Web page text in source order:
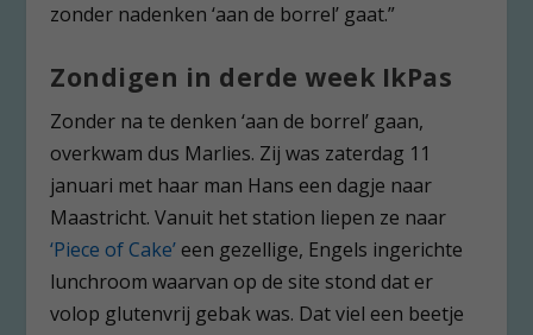
zonder nadenken ‘aan de borrel’ gaat.”
Zondigen in derde week IkPas
Zonder na te denken ‘aan de borrel’ gaan,
overkwam dus Marlies. Zij was zaterdag 11
januari met haar man Hans een dagje naar
Maastricht. Vanuit het station liepen ze naar
‘Piece of Cake’ een gezellige, Engels ingerichte
lunchroom waarvan op de site stond dat er
volop glutenvrij gebak was. Dat viel een beetje